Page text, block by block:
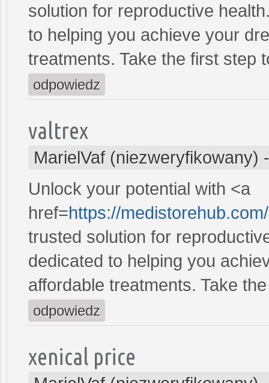
solution for reproductive
to helping you achieve your
treatments. Take the first step
odpowiedz
valtrex
MarielVaf (niezweryfikowany)
Unlock your potential with <a
href=https://
trusted solution for
dedicated to helping you
affordable treatments. Take
odpowiedz
xenical price